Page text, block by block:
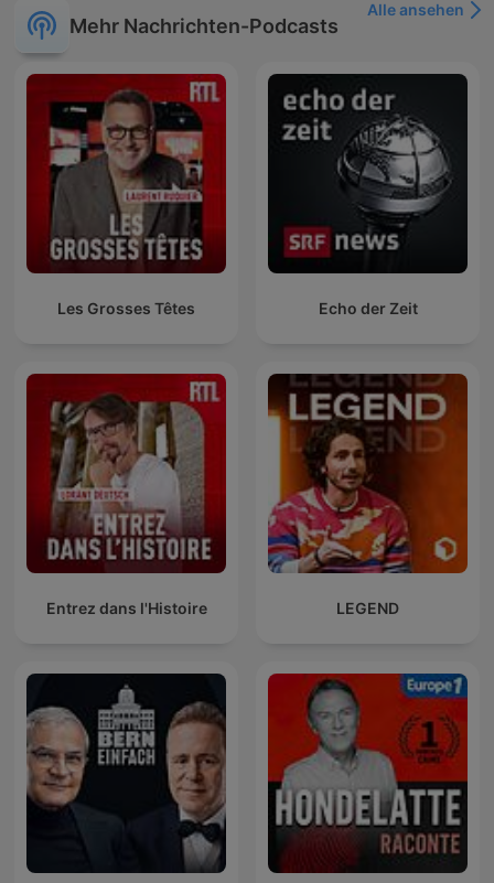
Mehr Nachrichten-Podcasts
Alle ansehen
Les Grosses Têtes Echo der Zeit
Entrez dans l'Histoire LEGEND